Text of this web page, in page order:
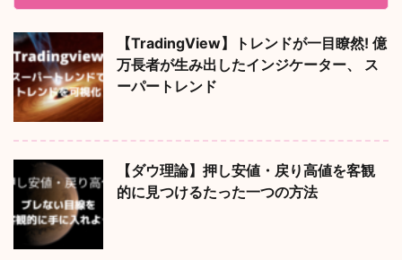
【TradingView】トレンドが一目瞭然! 億
万長者が生み出したインジケーター、 ス
ーパートレンド
【ダウ理論】押し安値・戻り高値を客観
的に見つけるたった一つの方法